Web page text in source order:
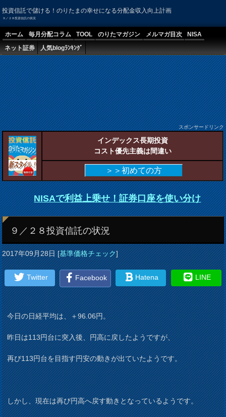
投資信託で儲ける！のりたまの幸せになる分配金収入向上計画
９／２８投資信託の状況
ホーム 毎月分配コラム TOOL のりたマガジン メルマガ目次
NISA
ネット証券
人気blogﾗﾝｷﾝｸﾞ
スポンサードリンク
インデックス長期投資
コスト優先主義は間違い
＞＞初めての方
NISAで利益上乗せ！証券口座を使い分け
９／２８投資信託の状況
2017年09月28日[基準価格チェック]
Twitter Facebook Hatena LINE
今日の日経平均は、＋96.06円。
昨日は113円台に突入後、円高に戻したようですが、
再び113円台を目指す円安の動きが出ていたようです。
しかし、現在は再び円高へ戻す動きとなっているようです。